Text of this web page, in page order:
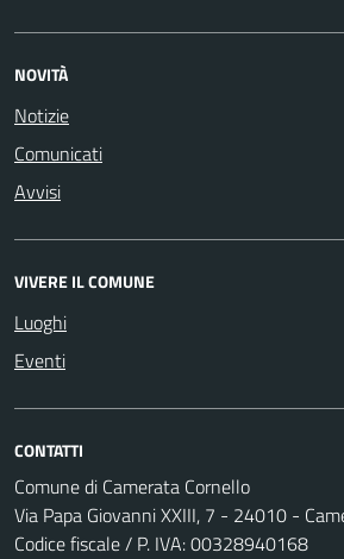
NOVITÀ
Notizie
Comunicati
Avvisi
VIVERE IL COMUNE
Luoghi
Eventi
CONTATTI
Comune di Camerata Cornello
Via Papa Giovanni XXIII, 7 - 24010 -
Codice fiscale / P. IVA: 00328940168